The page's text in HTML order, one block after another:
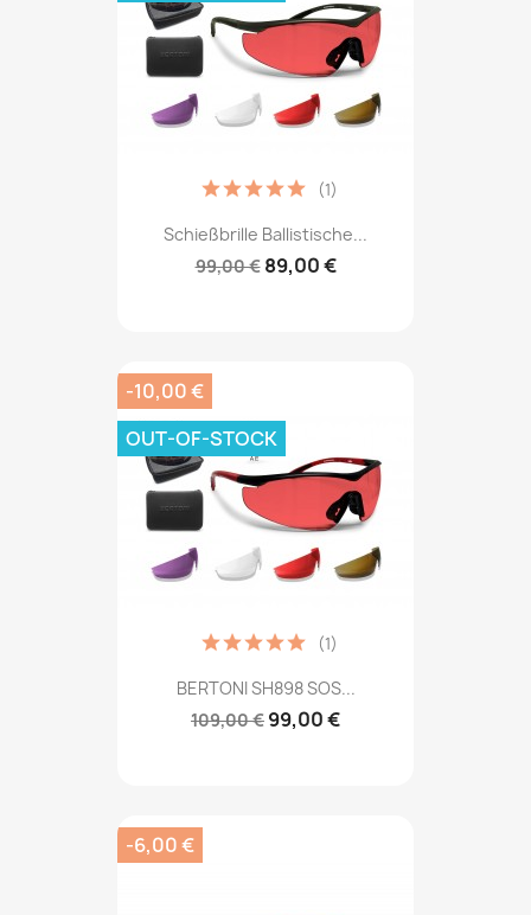
Schießbrille Ballistische...
99,00 € 89,00 €
(1)
BERTONI SH898 SOS...
109,00 € 99,00 €
(1)
-10,00 €
OUT-OF-STOCK
-6,00 €